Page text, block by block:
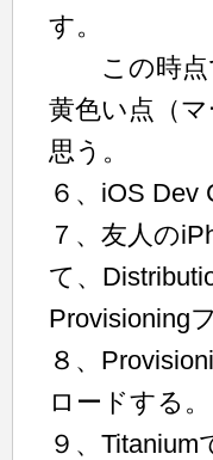
す。
この時点
黄色い点（
思う。
６、iOS Dev
７、友人の
て、
Provisioning
８、
ロードする。
９、